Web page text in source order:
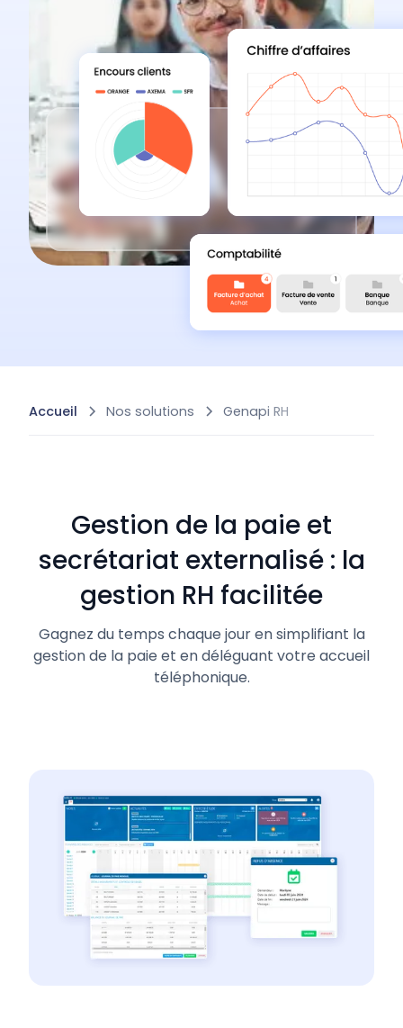
Accueil Nos solutions Genapi RH
Gestion de la paie et
secrétariat externalisé : la
gestion RH facilitée
Gagnez du temps chaque jour en simplifiant la
gestion de la paie et en déléguant votre accueil
téléphonique.